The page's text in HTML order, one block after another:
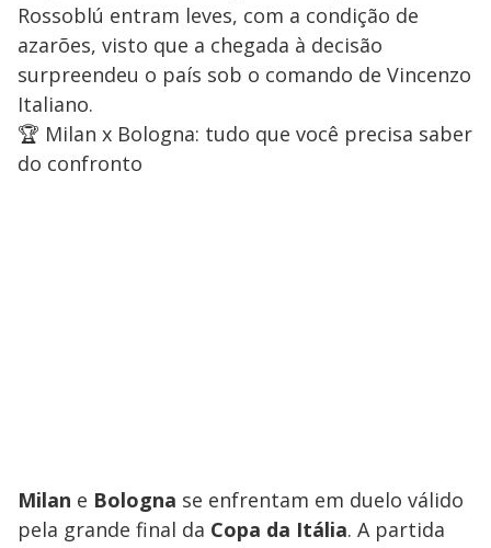
Rossoblú entram leves, com a condição de
azarões, visto que a chegada à decisão
surpreendeu o país sob o comando de Vincenzo
Italiano.
🏆 Milan x Bologna: tudo que você precisa saber
do confronto
Milan e Bologna se enfrentam em duelo válido
pela grande final da Copa da Itália. A partida